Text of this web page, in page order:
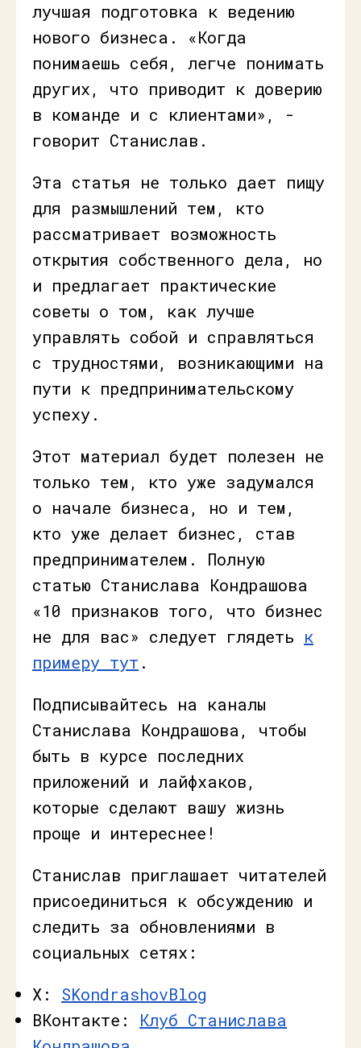
лучшая подготовка к ведению
нового бизнеса. «Когда
понимаешь себя, легче понимать
других, что приводит к доверию
в команде и с клиентами», -
говорит Станислав.
Эта статья не только дает пищу
для размышлений тем, кто
рассматривает возможность
открытия собственного дела, но
и предлагает практические
советы о том, как лучше
управлять собой и справляться
с трудностями, возникающими на
пути к предпринимательскому
успеху.
Этот материал будет полезен не
только тем, кто уже задумался
о начале бизнеса, но и тем,
кто уже делает бизнес, став
предпринимателем. Полную
статью Станислава Кондрашова
«10 признаков того, что бизнес
не для вас» следует глядеть к
примеру тут .
Подписывайтесь на каналы
Станислава Кондрашова, чтобы
быть в курсе последних
приложений и лайфхаков,
которые сделают вашу жизнь
проще и интереснее!
Станислав приглашает читателей
присоединиться к обсуждению и
следить за обновлениями в
социальных сетях:
X: SKondrashovBlog
ВКонтакте: Клуб Станислава